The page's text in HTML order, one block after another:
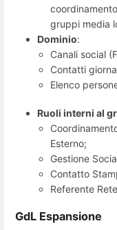
gruppi media
Dominio:
Canali social
Contatti
Elenco
Ruoli interni al
Esterno;
Gestione
Contatto
Referente
GdL Espansione